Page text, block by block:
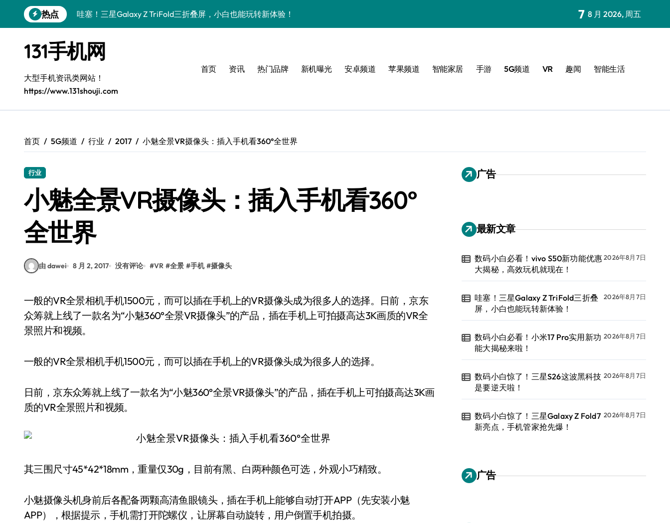
到
热点
哇塞！三星Galaxy Z TriFold三折叠屏，小白也能玩转新体验！
数码小白惊了！三星S26这波黑科技是要逆天啦！
数码小白惊了！三星Galaxy Z Fold7新亮点，手机管家抢先爆！
数码小白必看！vivo S50新功能优惠大揭秘，玩机更高效！
数码小白惊了！vivo S50 Pro mini小机身竟装下海量资讯
数码小白惊了！三星S26这些黑科技是要逆天啦！
数码小白必看！vivo S50新功能优惠大揭秘，高效玩机就现在！
7 8 月 2026, 周五
131手机网
大型手机资讯类网站！
https://www.131shouji.com
首页 资讯 热门品牌 新机曝光 安卓频道 苹果频道 智能家居 手游 5G频道 VR 趣闻 智能生活
首页 5G频道 行业 2017 小魅全景VR摄像头：插入手机看360°全世界
行业
小魅全景VR摄像头：插入手机看360°
全世界
由 dawei 8 月 2, 2017 没有评论 #VR #全景 #手机 #摄像头
一般的VR全景相机手机1500元，而可以插在手机上的VR摄像头成为很多人的选择。日前，京东
众筹就上线了一款名为“小魅360°全景VR摄像头”的产品，插在手机上可拍摄高达3K画质的VR全
景照片和视频。
一般的VR全景相机手机1500元，而可以插在手机上的VR摄像头成为很多人的选择。
日前，京东众筹就上线了一款名为“小魅360°全景VR摄像头”的产品，插在手机上可拍摄高达3K画
质的VR全景照片和视频。
其三围尺寸45*42*18mm，重量仅30g，目前有黑、白两种颜色可选，外观小巧精致。
小魅摄像头机身前后各配备两颗高清鱼眼镜头，插在手机上能够自动打开APP（先安装小魅
APP），根据提示，手机需打开陀螺仪，让屏幕自动旋转，用户倒置手机拍摄。
广告
最新文章
数码小白必看！vivo S50新功能优惠
大揭秘，高效玩机就现在！
2026年8月7日
哇塞！三星Galaxy Z TriFold三折叠
屏，小白也能玩转新体验！
2026年8月7日
数码小白必看！小米17 Pro实用新功
能大揭秘来啦！
2026年8月7日
数码小白惊了！三星S26这波黑科技
是要逆天啦！
2026年8月7日
数码小白惊了！三星Galaxy Z Fold7
新亮点，手机管家抢先爆！
2026年8月7日
广告